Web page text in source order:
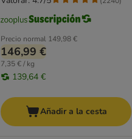
Precio normal 149,98 €
146,99 €
7,35 € / kg
139,64 €
Añadir a la cesta